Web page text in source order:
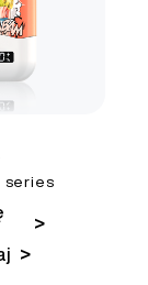
series
>
>